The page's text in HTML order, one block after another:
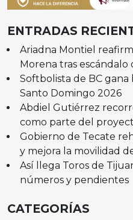
ENTRADAS
Ariadna Montiel
Morena tras
Softbolista de BC
Santo Domingo 2026
Abdiel Gutiérrez
como parte del
Gobierno de Tecate
y mejora la movilidad
Así llega Toros de
números y pendientes
CATEGORÍAS